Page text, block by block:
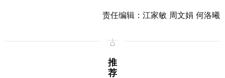
责任编辑：江家敏 周文娟 何洛曦
推
荐